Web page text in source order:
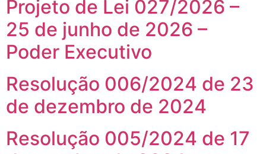
Projeto de Lei 027/2026 –
25 de junho de 2026 –
Poder Executivo
Resolução 006/2024 de 23
de dezembro de 2024
Resolução 005/2024 de 17